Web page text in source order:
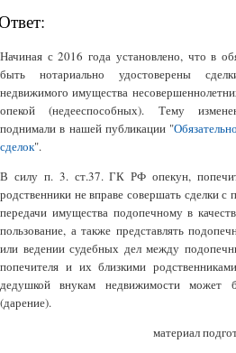
Начиная с 2016 года установлено, что в
быть нотариально удостоверены
недвижимого имущества
опекой (недееспособных). Тему
поднимали в нашей публикации "
сделок".
В силу п. 3. ст.37. ГК РФ опекун,
родственники не вправе совершать сделки
передачи имущества подопечному в
пользование, а также представлять
или ведении судебных дел между
попечителя и их близкими
дедушкой внукам недвижимости может
(дарение).
материал